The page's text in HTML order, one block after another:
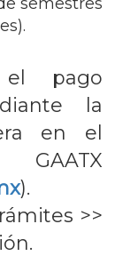
pago
la
en el
).
>>